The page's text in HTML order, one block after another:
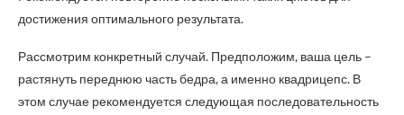
достижения оптимального результата.
Рассмотрим конкретный случай. Предположим, ваша цель –
растянуть переднюю часть бедра, а именно квадрицепс. В
этом случае рекомендуется следующая последовательность